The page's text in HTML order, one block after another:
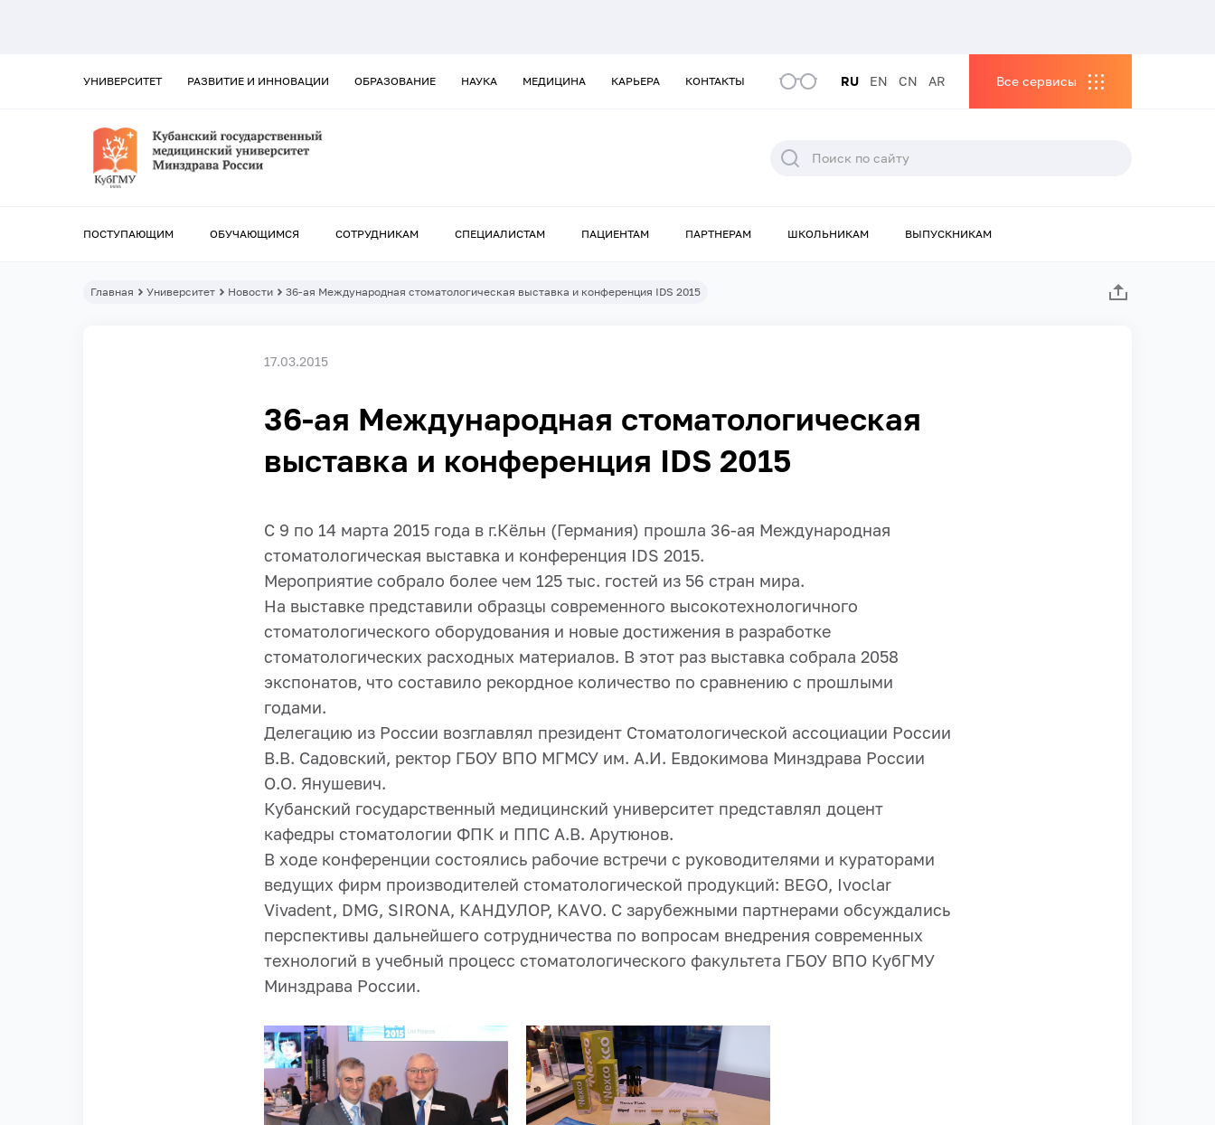
УНИВЕРСИТЕТ РАЗВИТИЕ И ИННОВАЦИИ ОБРАЗОВАНИЕ НАУКА МЕДИЦИНА КАРЬЕРА КОНТАКТЫ RU EN CN AR Все сервисы
ПОСТУПАЮЩИМ ОБУЧАЮЩИМСЯ СОТРУДНИКАМ СПЕЦИАЛИСТАМ ПАЦИЕНТАМ ПАРТНЕРАМ ШКОЛЬНИКАМ ВЫПУСКНИКАМ
Главная Университет Новости 36-ая Международная стоматологическая выставка и конференция IDS 2015
17.03.2015
36-ая Международная стоматологическая
выставка и конференция IDS 2015
С 9 по 14 марта 2015 года в г.Кёльн (Германия) прошла 36-ая Международная
стоматологическая выставка и конференция IDS 2015.
Мероприятие собрало более чем 125 тыс. гостей из 56 стран мира.
На выставке представили образцы современного высокотехнологичного
стоматологического оборудования и новые достижения в разработке
стоматологических расходных материалов. В этот раз выставка собрала 2058
экспонатов, что составило рекордное количество по сравнению с прошлыми
годами.
Делегацию из России возглавлял президент Стоматологической ассоциации России
В.В. Садовский, ректор ГБОУ ВПО МГМСУ им. А.И. Евдокимова Минздрава России
О.О. Янушевич.
Кубанский государственный медицинский университет представлял доцент
кафедры стоматологии ФПК и ППС А.В. Арутюнов.
В ходе конференции состоялись рабочие встречи с руководителями и кураторами
ведущих фирм производителей стоматологической продукций: BEGO, Ivoclar
Vivadent, DMG, SIRONA, КАНДУЛОР, КАVO. С зарубежными партнерами обсуждались
перспективы дальнейшего сотрудничества по вопросам внедрения современных
технологий в учебный процесс стоматологического факультета ГБОУ ВПО КубГМУ
Минздрава России.